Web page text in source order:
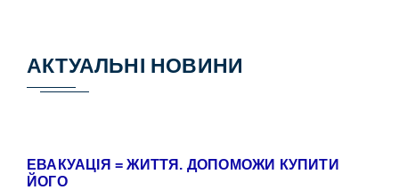
АКТУАЛЬНІ НОВИНИ
ЕВАКУАЦІЯ = ЖИТТЯ. ДОПОМОЖИ КУПИТИ
ЙОГО